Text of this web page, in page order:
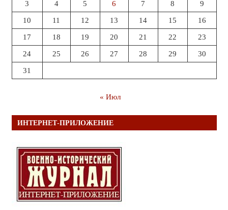
3 4 5 6 7 8 9
10 11 12 13 14 15 16
17 18 19 20 21 22 23
24 25 26 27 28 29 30
31
« Июл
ИНТЕРНЕТ-ПРИЛОЖЕНИЕ